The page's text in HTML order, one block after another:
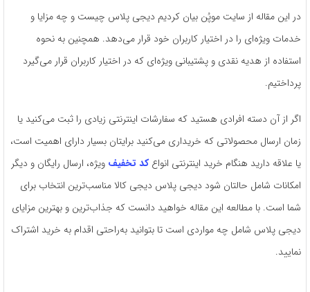
در این مقاله از سایت موپُن بیان کردیم دیجی پلاس چیست و چه مزایا و
خدمات ویژه‌ای را در اختیار کاربران خود قرار می‌دهد. همچنین به نحوه
استفاده از هدیه نقدی و پشتیبانی ویژه‌ای که در اختیار کاربران قرار می‌گیرد
پرداختیم.
اگر از آن دسته افرادی هستید که سفارشات اینترنتی زیادی را ثبت می‌کنید یا
زمان ارسال محصولاتی که خریداری می‌کنید برایتان بسیار دارای اهمیت است،
یا علاقه دارید هنگام خرید اینترنتی انواعکد تخفیف ویژه، ارسال رایگان و دیگر
امکانات شامل حالتان شود دیجی پلاس دیجی کالا مناسب‌ترین انتخاب برای
شما است. با مطالعه این مقاله خواهید دانست که جذاب‌ترین و بهترین مزایای
دیجی پلاس شامل چه مواردی است تا بتوانید به‌راحتی اقدام به خرید اشتراک
نمایید.